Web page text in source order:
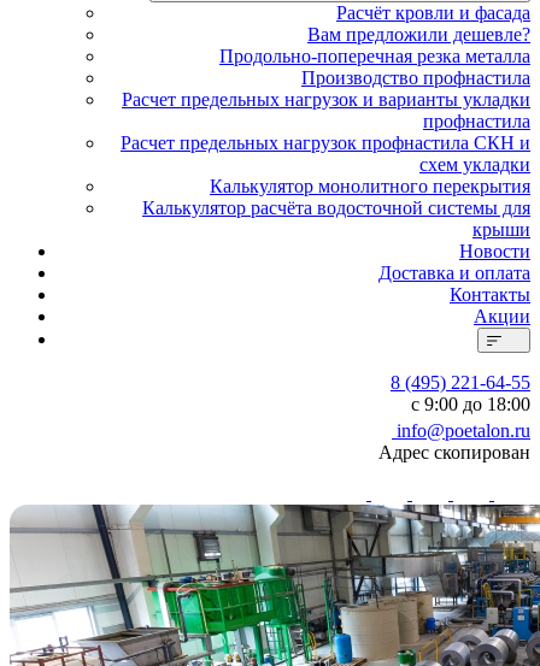
Расчёт кровли и фасада
Вам предложили дешевле?
Продольно-поперечная резка металла
Производство профнастила
Расчет предельных нагрузок и варианты укладки
профнастила
Расчет предельных нагрузок профнастила СКН и
схем укладки
Калькулятор монолитного перекрытия
Калькулятор расчёта водосточной системы для
крыши
Новости
Доставка и оплата
Контакты
Акции
8 (495) 221-64-55
с 9:00 до 18:00
info@poetalon.ru
Адрес скопирован